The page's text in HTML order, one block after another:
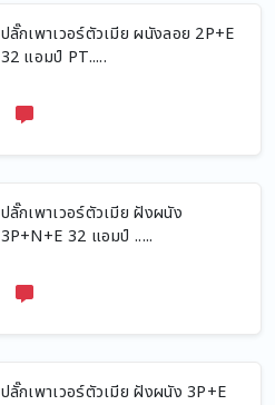
ปลั๊กเพาเวอร์ตัวเมีย ผนังลอย 2P+E
32 แอมป์ PT.....
ปลั๊กเพาเวอร์ตัวเมีย ฝังผนัง
3P+N+E 32 แอมป์ .....
ปลั๊กเพาเวอร์ตัวเมีย ฝังผนัง 3P+E